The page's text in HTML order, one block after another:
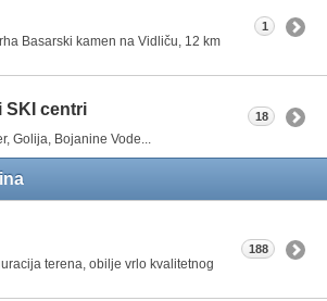
Basarski kamen na Vidliču, 12 km
1
SKI centri
Golija, Bojanine Vode...
18
terena, obilje vrlo kvalitetnog
188